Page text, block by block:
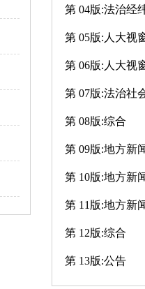
第 04版:法治经
第 05版:人大视
第 06版:人大视
第 07版:法治社
第 08版:综合
第 09版:地方新
第 10版:地方新
第 11版:地方新
第 12版:综合
第 13版:公告